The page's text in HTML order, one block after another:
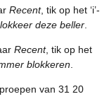
Recent, tik op het ‘i’-
deze beller
Recent, tik op het
blokkeren
van 31 20